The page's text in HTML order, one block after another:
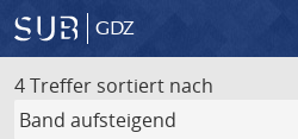
GDZ
4 Treffer sortiert nach